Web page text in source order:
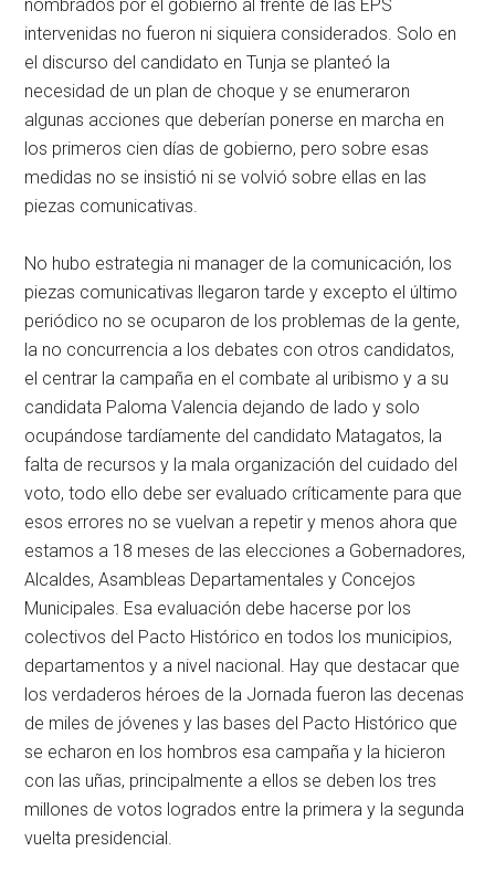
nombrados por el gobierno al frente de las EPS
intervenidas no fueron ni siquiera considerados. Solo en
el discurso del candidato en Tunja se planteó la
necesidad de un plan de choque y se enumeraron
algunas acciones que deberían ponerse en marcha en
los primeros cien días de gobierno, pero sobre esas
medidas no se insistió ni se volvió sobre ellas en las
piezas comunicativas.
No hubo estrategia ni manager de la comunicación, los
piezas comunicativas llegaron tarde y excepto el último
periódico no se ocuparon de los problemas de la gente,
la no concurrencia a los debates con otros candidatos,
el centrar la campaña en el combate al uribismo y a su
candidata Paloma Valencia dejando de lado y solo
ocupándose tardíamente del candidato Matagatos, la
falta de recursos y la mala organización del cuidado del
voto, todo ello debe ser evaluado críticamente para que
esos errores no se vuelvan a repetir y menos ahora que
estamos a 18 meses de las elecciones a Gobernadores,
Alcaldes, Asambleas Departamentales y Concejos
Municipales. Esa evaluación debe hacerse por los
colectivos del Pacto Histórico en todos los municipios,
departamentos y a nivel nacional. Hay que destacar que
los verdaderos héroes de la Jornada fueron las decenas
de miles de jóvenes y las bases del Pacto Histórico que
se echaron en los hombros esa campaña y la hicieron
con las uñas, principalmente a ellos se deben los tres
millones de votos logrados entre la primera y la segunda
vuelta presidencial.